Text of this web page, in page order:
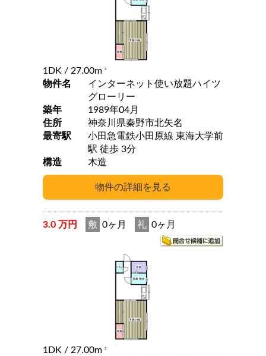
1DK / 27.00m 2
物件名
インターネット使い放題ハイツ
グローリー
築年
1989年04月
住所
神奈川県秦野市北矢名
最寄駅
小田急電鉄小田原線 東海大学前
駅 徒歩 3分
構造
木造
3.0 万円 敷 0ヶ月 礼 0ヶ月
1DK / 27.00m 2